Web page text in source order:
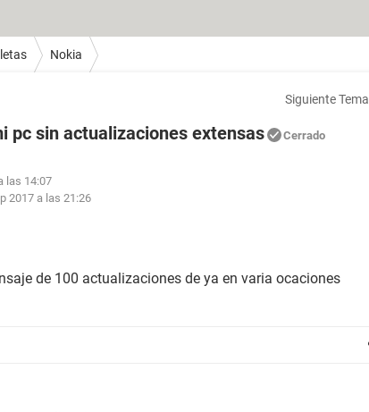
Nokia
Siguiente Tema
pc sin actualizaciones extensas Cerrado
las 14:07
2017 a las 21:26
de 100 actualizaciones de ya en varia ocaciones